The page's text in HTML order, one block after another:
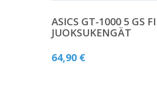
ASICS GT-1000 5 GS FI
JUOKSUKENGÄT
64,90 €